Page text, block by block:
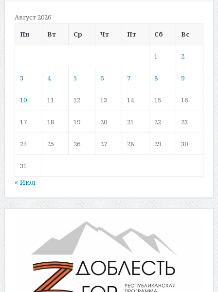
Август 2026
Пн
Вт Ср Чт Пт Сб Вс
1 2
3 4 5 6 7 8 9
10 11 12 13 14 15 16
17 18 19 20 21 22 23
24 25 26 27 28 29 30
31
« Июл